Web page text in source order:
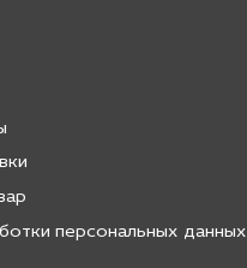
персональных данных